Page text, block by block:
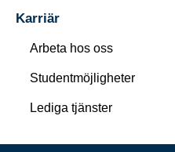
Karriär
Arbeta hos oss
Studentmöjligheter
Lediga tjänster